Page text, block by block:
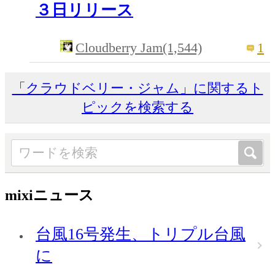
３日リリース
Cloudberry Jam(1,544) 1
「クラウドベリー・ジャム」に関するト
ピックを検索する
mixiニュース
台風16号発生、トリプル台風
に